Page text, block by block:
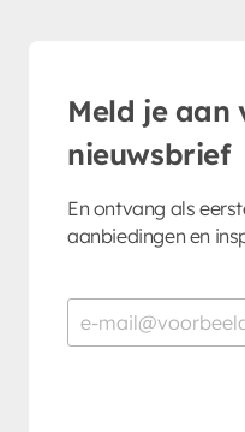
Meld je aan
nieuwsbrief
En ontvang als
aanbiedingen en